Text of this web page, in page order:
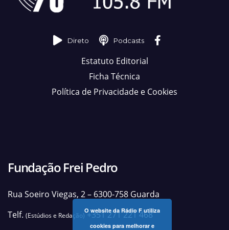
Direto Podcasts
Estatuto Editorial
Ficha Técnica
Política de Privacidade e Cookies
Fundação Frei Pedro
Rua Soeiro Viegas, 2 – 6300-758 Guarda
Telf. (Estúdios e Redação)+351 271 221 468
O website da Rádio F utiliza
cookies para melhorar e